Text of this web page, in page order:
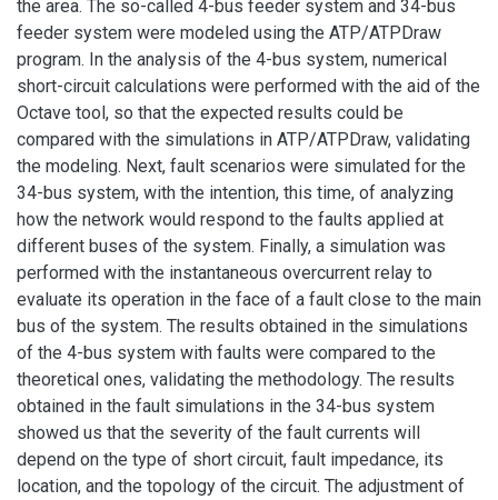
the area. The so-called 4-bus feeder system and 34-bus
feeder system were modeled using the ATP/ATPDraw
program. In the analysis of the 4-bus system, numerical
short-circuit calculations were performed with the aid of the
Octave tool, so that the expected results could be
compared with the simulations in ATP/ATPDraw, validating
the modeling. Next, fault scenarios were simulated for the
34-bus system, with the intention, this time, of analyzing
how the network would respond to the faults applied at
different buses of the system. Finally, a simulation was
performed with the instantaneous overcurrent relay to
evaluate its operation in the face of a fault close to the main
bus of the system. The results obtained in the simulations
of the 4-bus system with faults were compared to the
theoretical ones, validating the methodology. The results
obtained in the fault simulations in the 34-bus system
showed us that the severity of the fault currents will
depend on the type of short circuit, fault impedance, its
location, and the topology of the circuit. The adjustment of